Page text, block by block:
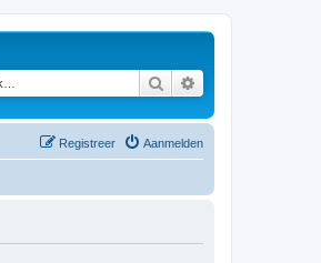
Zoek
Aanmelden
Registreer